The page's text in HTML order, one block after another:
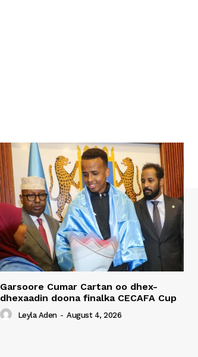
Garsoore Cumar Cartan oo dhex-
dhexaadin doona finalka CECAFA Cup
Leyla Aden - August 4, 2026